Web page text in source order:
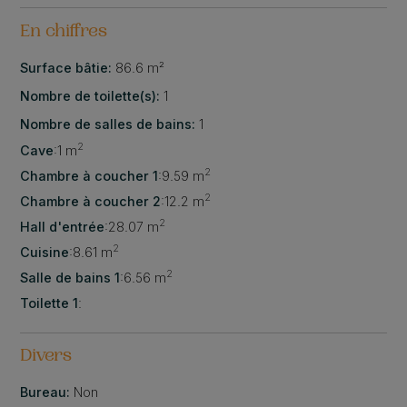
En chiffres
Surface bâtie: 86.6 m²
Nombre de toilette(s): 1
Nombre de salles de bains: 1
Cave:1 m2
Chambre à coucher 1:9.59 m2
Chambre à coucher 2:12.2 m2
Hall d'entrée:28.07 m2
Cuisine:8.61 m2
Salle de bains 1:6.56 m2
Toilette 1:
Divers
Bureau: Non